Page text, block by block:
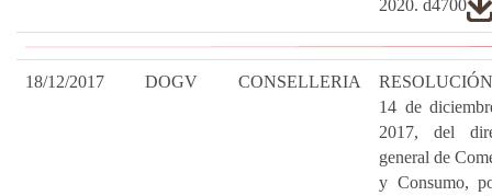
2020. d4700
18/12/2017 DOGV CONSELLERIA
14 de
2017, del
general de
y Consumo,